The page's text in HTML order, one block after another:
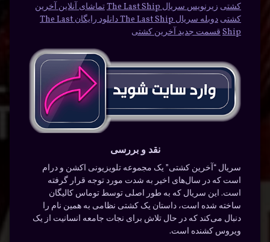
کشتی زیرنویس سریال The Last Ship
تماشای آنلاین آخرین
کشتی
دوبله سریال The Last Ship دانلود رایگان The Last
Shipقسمت جدید آخرین کشتی
نقد و بررسی
سریال “آخرین کشتی” یک مجموعه تلویزیونی اکشن و درام
است که در سال‌های اخیر به شدت مورد توجه قرار گرفته
است. این سریال که به طور اصلی توسط توماس کالیگان
ساخته شده است، داستان یک کشتی نظامی به همین نام را
دنبال می‌کند که در حال تلاش برای نجات جامعه انسانیت از یک
ویروس کشنده است.